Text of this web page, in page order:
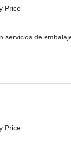
de